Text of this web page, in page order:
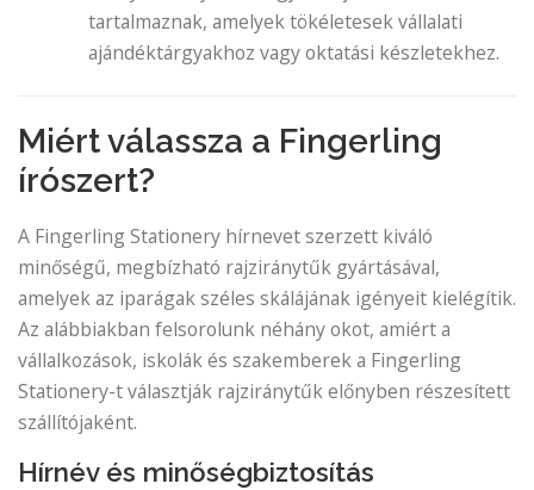
tartalmaznak, amelyek tökéletesek vállalati
ajándéktárgyakhoz vagy oktatási készletekhez.
Miért válassza a Fingerling
írószert?
A Fingerling Stationery hírnevet szerzett kiváló
minőségű, megbízható rajziránytűk gyártásával,
amelyek az iparágak széles skálájának igényeit kielégítik.
Az alábbiakban felsorolunk néhány okot, amiért a
vállalkozások, iskolák és szakemberek a Fingerling
Stationery-t választják rajziránytűk előnyben részesített
szállítójaként.
Hírnév és minőségbiztosítás